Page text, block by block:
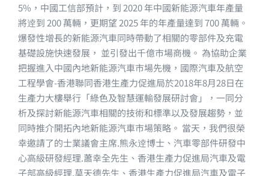
5%，中國工信部預計，到 2020 年中國新能源汽車年產量
將逹到 200 萬輛，更期望 2025 年的年產量達到 700 萬輛。
爆發性增長的新能源汽車同時帶動了相關的零部件及充電
基礎設施快速發展， 並引發出千億市場商機。 為協助企業
把握進入中國內地新能源汽車市場先機，國際汽車及航空
工程學會-香港聯同香港生產力促進局於2018年8月28日在
生產力大樓舉行「綠色及智慧運輸發展研討會」，一同分
析及探討新能源汽車相關的技術和標準以及發展趨勢，並
同時推介開拓內地新能源汽車市場策略。 當天，我們很榮
幸邀請了的士業議會主席.熊永逹博士、汽車零部件研發中
心高級研發經理.蕭幸全先生、香港生產力促進局汽車及電
子部高級經理.莫天德先生、香港生產力促進局汽車及電子